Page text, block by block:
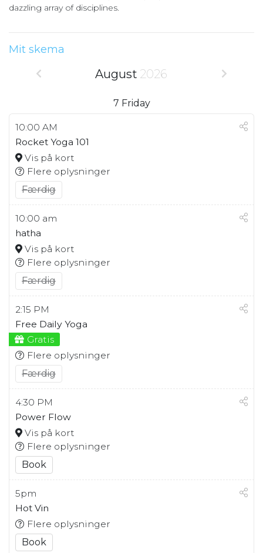
dazzling array of disciplines.
Mit skema
August 2026
7 Friday
10:00 AM
Rocket Yoga 101
Vis på kort
Flere oplysninger
Færdig
10:00 am
hatha
Vis på kort
Flere oplysninger
Færdig
2:15 PM
Free Daily Yoga
Gratis
Flere oplysninger
Færdig
4:30 PM
Power Flow
Vis på kort
Flere oplysninger
Book
5pm
Hot Vin
Flere oplysninger
Book